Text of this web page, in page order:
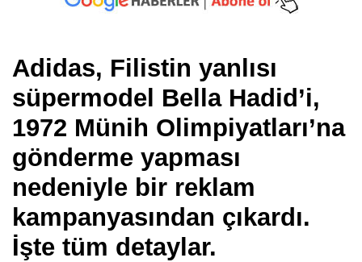
Adidas, Filistin yanlısı
süpermodel Bella Hadid’i,
1972 Münih Olimpiyatları’na
gönderme yapması
nedeniyle bir reklam
kampanyasından çıkardı.
İşte tüm detaylar.